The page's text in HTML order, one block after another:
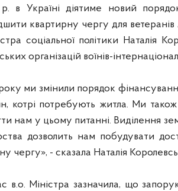
в Україні діятиме новий
квартирну чергу для ветеранів
соціальної політики Наталія
організацій воїнів-
ми змінили порядок
котрі потребують житла. Ми також
нам у цьому питанні. Виділення
дозволить нам побудувати
чергу», - сказала Наталія
в.о. Міністра зазначила, що